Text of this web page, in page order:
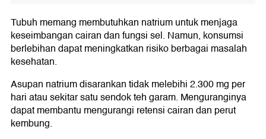
Tubuh memang membutuhkan natrium untuk menjaga
keseimbangan cairan dan fungsi sel. Namun, konsumsi
berlebihan dapat meningkatkan risiko berbagai masalah
kesehatan.
Asupan natrium disarankan tidak melebihi 2.300 mg per
hari atau sekitar satu sendok teh garam. Menguranginya
dapat membantu mengurangi retensi cairan dan perut
kembung.